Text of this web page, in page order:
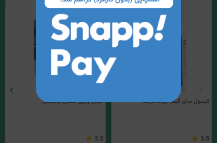
کپسول سای گیمر اروند فارمد
3.5
قرص ویزی مکس نوتراکس
3.2